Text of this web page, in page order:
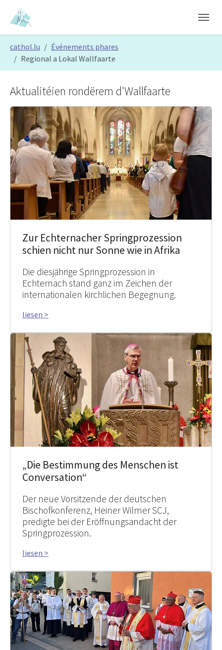
Skip to main content
Skip to page footer
cathol.lu
Événements phares
Regional a Lokal Wallfaarte
Aktualitéien rondërem d'Wallfaarte
Zur Echternacher Springprozession
schien nicht nur Sonne wie in Afrika
Die diesjährige Springprozession in
Echternach stand ganz im Zeichen der
internationalen kirchlichen Begegnung.
liesen >
„Die Bestimmung des Menschen ist
Conversation“
Der neue Vorsitzende der deutschen
Bischofkonferenz, Heiner Wilmer SCJ,
predigte bei der Eröffnungsandacht der
Springprozession.
liesen >